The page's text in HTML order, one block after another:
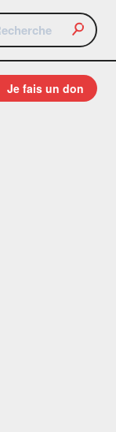
Je fais un don